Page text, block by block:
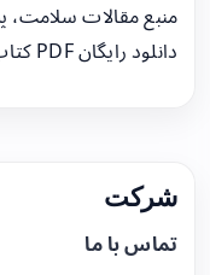
منبع مقالات سلامت،
دانلود رایگان PDF کتاب‌های پزشکی.
شرکت
تماس با ما